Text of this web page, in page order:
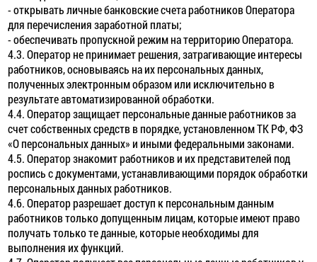
- открывать личные банковские счета работников Оператора
для перечисления заработной платы;
- обеспечивать пропускной режим на территорию Оператора.
4.3. Оператор не принимает решения, затрагивающие интересы
работников, основываясь на их персональных данных,
полученных электронным образом или исключительно в
результате автоматизированной обработки.
4.4. Оператор защищает персональные данные работников за
счет собственных средств в порядке, установленном ТК РФ, ФЗ
«О персональных данных» и иными федеральными законами.
4.5. Оператор знакомит работников и их представителей под
роспись с документами, устанавливающими порядок обработки
персональных данных работников.
4.6. Оператор разрешает доступ к персональным данным
работников только допущенным лицам, которые имеют право
получать только те данные, которые необходимы для
выполнения их функций.